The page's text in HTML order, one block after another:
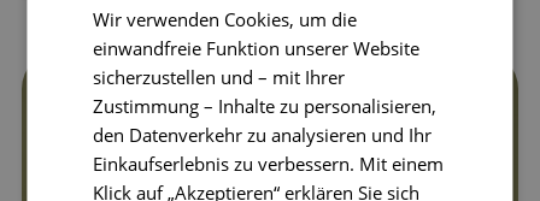
Wir verwenden Cookies, um die
einwandfreie Funktion unserer Website
sicherzustellen und – mit Ihrer
Zustimmung – Inhalte zu personalisieren,
den Datenverkehr zu analysieren und Ihr
Einkaufserlebnis zu verbessern. Mit einem
Klick auf „Akzeptieren“ erklären Sie sich